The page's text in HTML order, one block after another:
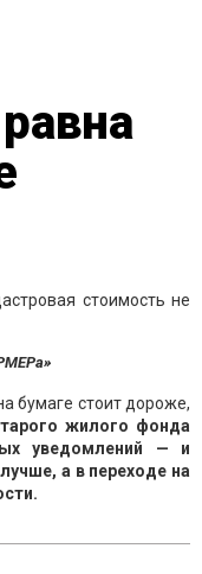
бумаге стоит дороже,
жилого фонда
уведомлений — и
а в переходе на